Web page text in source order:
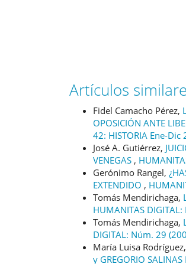
Artículos
Fidel Camacho Pérez,
OPOSICIÓN ANTE
42: HISTORIA Ene-Dic
José A. Gutiérrez,
VENEGAS ,
Gerónimo Rangel,
EXTENDIDO ,
Tomás Mendirichaga,
HUMANITAS
Tomás Mendirichaga,
DIGITAL: Núm. 29
María Luisa
y GREGORIO